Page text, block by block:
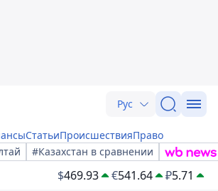
Рус
СтатьиПроисшествияПраво
#Казахстан в сравнении
$469.93 €541.64 ₽5.71